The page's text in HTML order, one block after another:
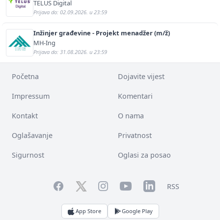
TELUS Digital
Prijava do: 02.09.2026. u 23:59
Inžinjer građevine - Projekt menadžer (m/ž)
MH-Ing
Prijava do: 31.08.2026. u 23:59
Početna Dojavite vijest
Impressum Komentari
Kontakt O nama
Oglašavanje Privatnost
Sigurnost Oglasi za posao
FacebookTwitterInstagramYouTubeLinkedInRSS
App Store Google Play